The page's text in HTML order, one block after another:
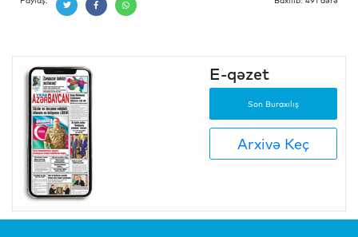
E-qəzet
Son Buraxılış
Arxivə Keç